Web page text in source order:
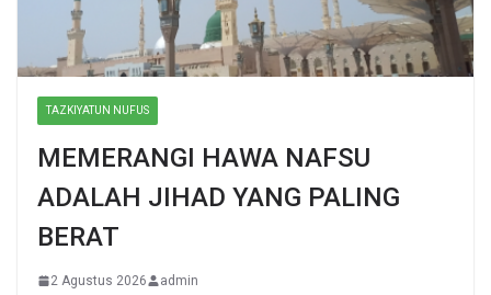
TAZKIYATUN NUFUS
MEMERANGI HAWA NAFSU
ADALAH JIHAD YANG PALING
BERAT
2 Agustus 2026 admin